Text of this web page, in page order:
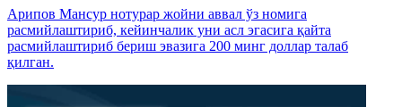
Арипов Мансур нотурар жойни аввал ўз номига
расмийлаштириб, кейинчалик уни асл эгасига қайта
расмийлаштириб бериш эвазига 200 минг доллар талаб
қилган.